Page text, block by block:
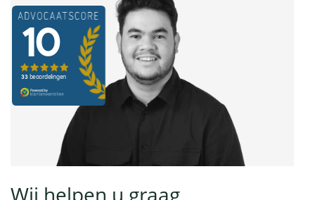
Wij helpen u graag